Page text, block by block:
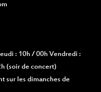
: 10h / 00h Vendredi :
(soir de concert)
sur les dimanches de